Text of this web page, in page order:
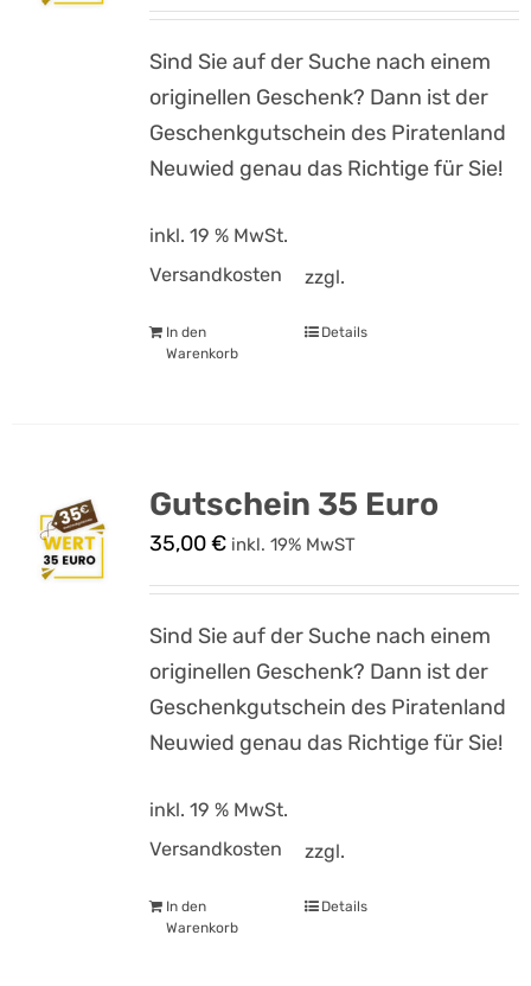
Sind Sie auf der Suche nach einem
originellen Geschenk? Dann ist der
Geschenkgutschein des Piratenland
Neuwied genau das Richtige für Sie!
inkl. 19 % MwSt.
zzgl.
Versandkosten
In den
Warenkorb
Details
Gutschein 35 Euro
35,00€ inkl. 19% MwST
Sind Sie auf der Suche nach einem
originellen Geschenk? Dann ist der
Geschenkgutschein des Piratenland
Neuwied genau das Richtige für Sie!
inkl. 19 % MwSt.
zzgl.
Versandkosten
In den
Warenkorb
Details